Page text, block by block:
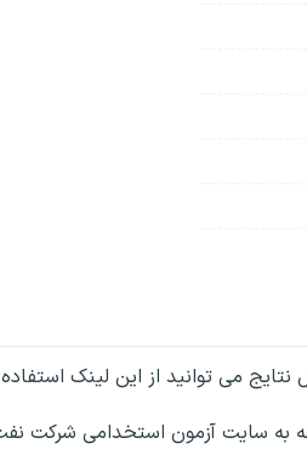
می توانید از این لینک استفاده
به سایت آزمون استخدامی شرکت